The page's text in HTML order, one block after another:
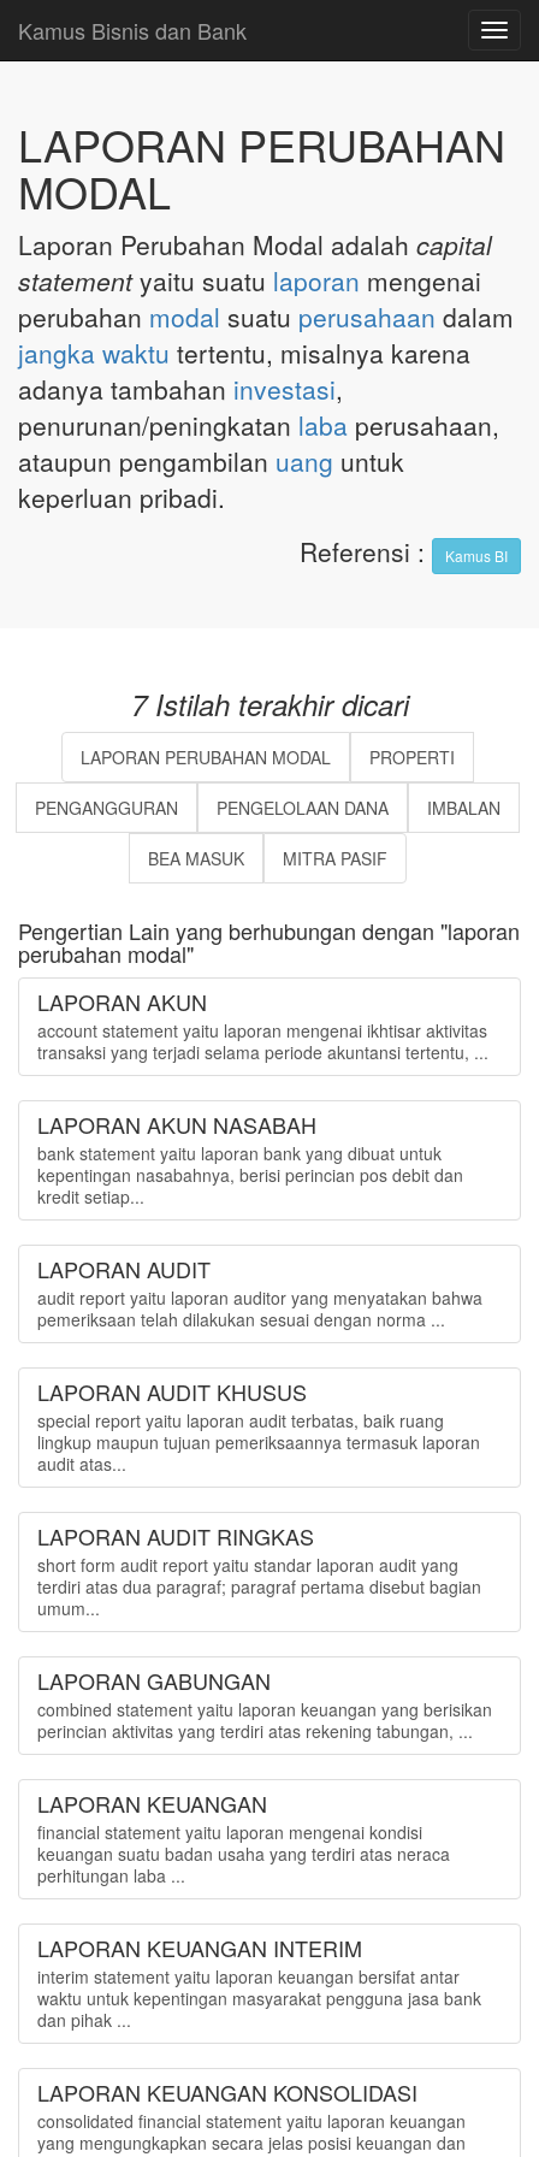
Kamus Bisnis dan Bank
LAPORAN PERUBAHAN
MODAL
Laporan Perubahan Modal adalah capital
statementyaitu suatu laporan mengenai
perubahan modal suatu perusahaan dalam
jangka waktu tertentu, misalnya karena
adanya tambahan investasi,
penurunan/peningkatan laba perusahaan,
ataupun pengambilan uang untuk
keperluan pribadi.
Referensi : Kamus BI
7 Istilah terakhir dicari
LAPORAN PERUBAHAN MODAL PROPERTI
PENGANGGURAN PENGELOLAAN DANA IMBALAN
BEA MASUK MITRA PASIF
Pengertian Lain yang berhubungan dengan "laporan
perubahan modal"
LAPORAN AKUN
account statement yaitu laporan mengenai ikhtisar aktivitas
transaksi yang terjadi selama periode akuntansi tertentu, ...
LAPORAN AKUN NASABAH
bank statement yaitu laporan bank yang dibuat untuk
kepentingan nasabahnya, berisi perincian pos debit dan
kredit setiap...
LAPORAN AUDIT
audit report yaitu laporan auditor yang menyatakan bahwa
pemeriksaan telah dilakukan sesuai dengan norma ...
LAPORAN AUDIT KHUSUS
special report yaitu laporan audit terbatas, baik ruang
lingkup maupun tujuan pemeriksaannya termasuk laporan
audit atas...
LAPORAN AUDIT RINGKAS
short form audit report yaitu standar laporan audit yang
terdiri atas dua paragraf; paragraf pertama disebut bagian
umum...
LAPORAN GABUNGAN
combined statement yaitu laporan keuangan yang berisikan
perincian aktivitas yang terdiri atas rekening tabungan, ...
LAPORAN KEUANGAN
financial statement yaitu laporan mengenai kondisi
keuangan suatu badan usaha yang terdiri atas neraca
perhitungan laba ...
LAPORAN KEUANGAN INTERIM
interim statement yaitu laporan keuangan bersifat antar
waktu untuk kepentingan masyarakat pengguna jasa bank
dan pihak ...
LAPORAN KEUANGAN KONSOLIDASI
consolidated financial statement yaitu laporan keuangan
yang mengungkapkan secara jelas posisi keuangan dan